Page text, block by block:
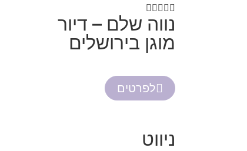

נווה שלם – דיור
מוגן בירושלים
לפרטים
ניווט